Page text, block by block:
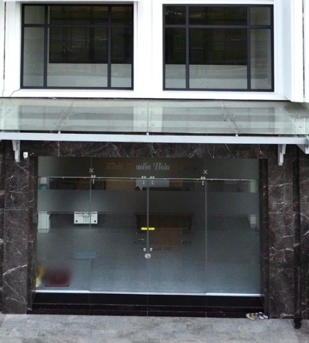
Đăng ký tư vấn trực tiếp 24/7:
0835182528 - 0819151818